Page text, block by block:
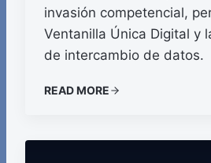
invasión competencial,
Ventanilla Única Digital y
de intercambio de datos.
READ MORE